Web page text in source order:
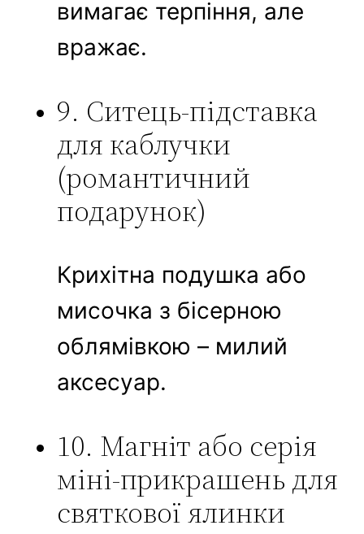
вимагає терпіння, але
вражає.
9. Ситець-підставка
для каблучки
(романтичний
подарунок)
Крихітна подушка або
мисочка з бісерною
облямівкою – милий
аксесуар.
10. Магніт або серія
міні-прикрашень для
святкової ялинки